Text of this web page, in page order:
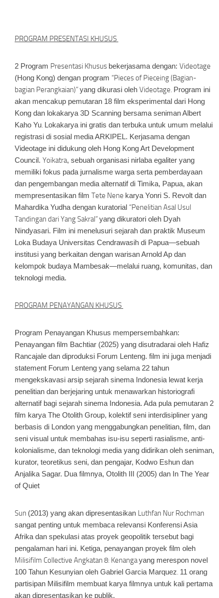
PROGRAM PRESENTASI KHUSUS
2 Program Presentasi Khusus bekerjasama dengan: Videotage
(Hong Kong) dengan program “Pieces of Pieceing (Bagian-
bagian Perangkaian)”yang dikurasi oleh Videotage. Program ini
akan mencakup pemutaran 18 film eksperimental dari Hong
Kong dan lokakarya 3D Scanning bersama seniman Albert
Kaho Yu. Lokakarya ini gratis dan terbuka untuk umum melalui
registrasi di sosial media ARKIPEL. Kerjasama dengan
Videotage ini didukung oleh Hong Kong Art Development
Council. Yoikatra, sebuah organisasi nirlaba egaliter yang
memiliki fokus pada jurnalisme warga serta pemberdayaan
dan pengembangan media alternatif di Timika, Papua, akan
mempresentasikan film Tete Nene karya Yonri S. Revolt dan
Mahardika Yudha dengan kuratorial “Penelitian Asal Usul
Tandingan dari Yang Sakral”yang dikuratori oleh Dyah
Nindyasari. Film ini menelusuri sejarah dan praktik Museum
Loka Budaya Universitas Cendrawasih di Papua—sebuah
institusi yang berkaitan dengan warisan Arnold Ap dan
kelompok budaya Mambesak—melalui ruang, komunitas, dan
teknologi media.
PROGRAM PENAYANGAN KHUSUS
Program Penayangan Khusus mempersembahkan:
Penayangan film Bachtiar (2025) yang disutradarai oleh Hafiz
Rancajale dan diproduksi Forum Lenteng. film ini juga menjadi
statement Forum Lenteng yang selama 22 tahun
mengekskavasi arsip sejarah sinema Indonesia lewat kerja
penelitian dan berjejaring untuk menawarkan historiografi
alternatif bagi sejarah sinema Indonesia. Ada pula pemutaran 2
film karya The Otolith Group, kolektif seni interdisipliner yang
berbasis di London yang menggabungkan penelitian, film, dan
seni visual untuk membahas isu-isu seperti rasialisme, anti-
kolonialisme, dan teknologi media yang didirikan oleh seniman,
kurator, teoretikus seni, dan pengajar, Kodwo Eshun dan
Anjalika Sagar. Dua filmnya, Otolith III (2005) dan In The Year
of Quiet
Sun (2013) yang akan dipresentasikan Luthfan Nur Rochman
sangat penting untuk membaca relevansi Konferensi Asia
Afrika dan spekulasi atas proyek geopolitik tersebut bagi
pengalaman hari ini. Ketiga, penayangan proyek film oleh
Milisifilm Collective Angkatan 8: Kenangayang merespon novel
100 Tahun Kesunyian oleh Gabriel Garcia Marquez. 11 orang
partisipan Milisifilm membuat karya filmnya untuk kali pertama
akan dipresentasikan ke publik.